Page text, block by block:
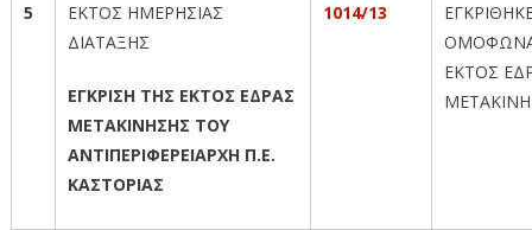
5
ΕΚΤΟΣ ΗΜΕΡΗΣΙΑΣ
ΔΙΑΤΑΞΗΣ
ΕΓΚΡΙΣΗ ΤΗΣ ΕΚΤΟΣ ΕΔΡΑΣ
ΜΕΤΑΚΙΝΗΣΗΣ ΤΟΥ
ΑΝΤΙΠΕΡΙΦΕΡΕΙΑΡΧΗ Π.Ε.
ΚΑΣΤΟΡΙΑΣ
1014/13
ΕΚΤΟΣ